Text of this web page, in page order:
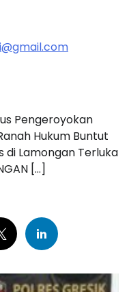
Pengeroyokan
Hukum Buntut
di Lamongan Terluka
[…]